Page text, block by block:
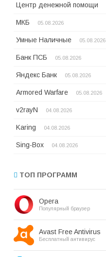
Центр денежной помощи
МКБ 05.08.2026
Умные Наличные 05.08.2026
Банк ПСБ 05.08.2026
Яндекс Банк 05.08.2026
Armored Warfare 05.08.2026
v2rayN 04.08.2026
Karing 04.08.2026
Sing-Box 04.08.2026
ТОП ПРОГРАММ
Opera
Популярный браузер
Avast Free Antivirus
Бесплатный антивирус